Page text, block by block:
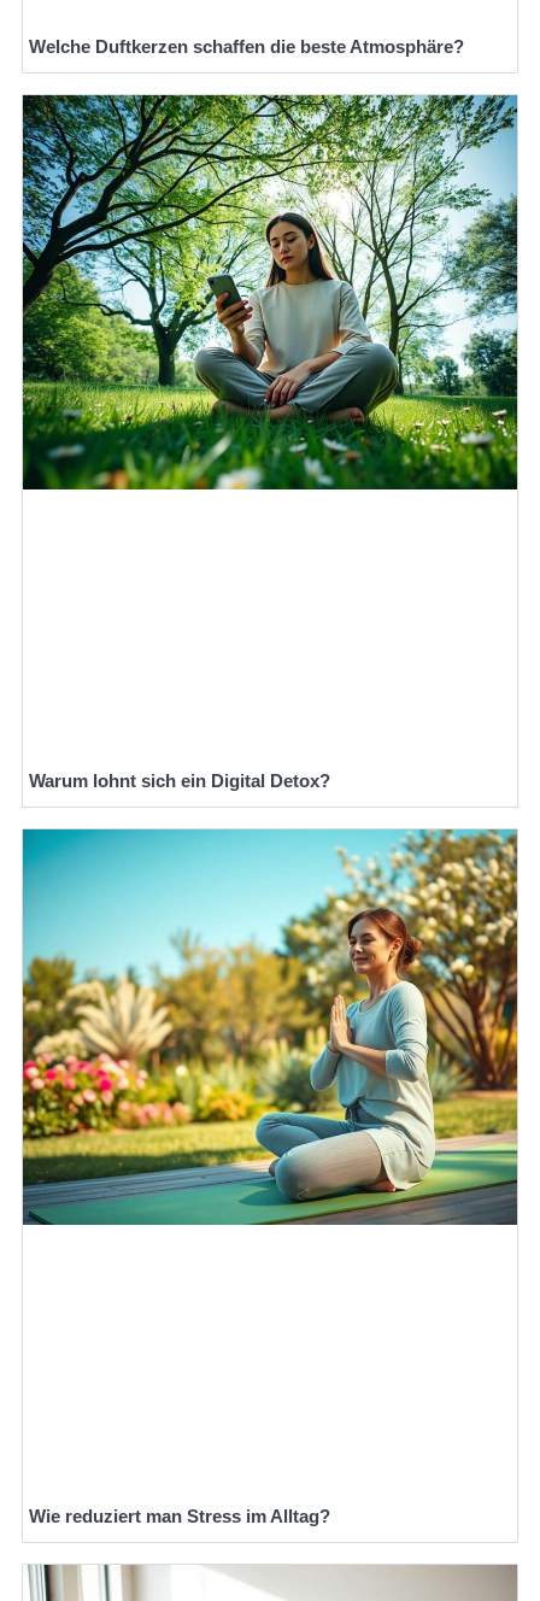
Welche Duftkerzen schaffen die beste Atmosphäre?
Warum lohnt sich ein Digital Detox?
Wie reduziert man Stress im Alltag?